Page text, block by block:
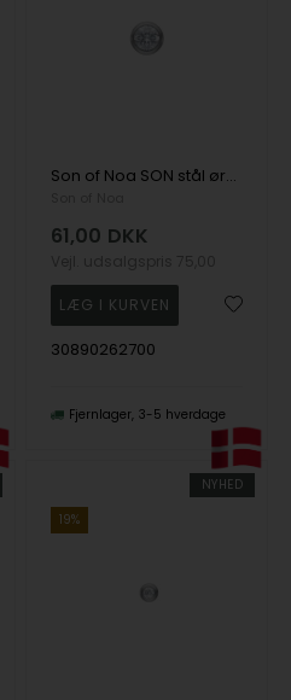
Son of Noa SON stål ørestik 7 mm rørfatning
61,00 DKK
30890262700
Fjernlager 3-5 hverdage
NYHED
19%